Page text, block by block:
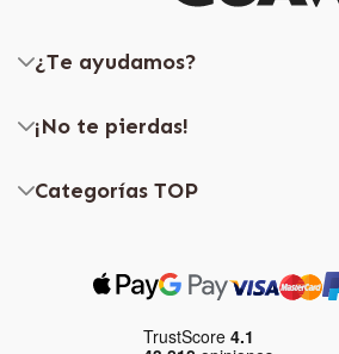
¿Te ayudamos?
¡No te pierdas!
Categorías TOP